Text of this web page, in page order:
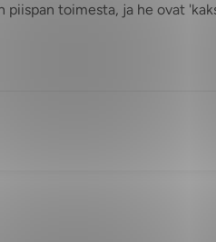
toimesta, ja he ovat